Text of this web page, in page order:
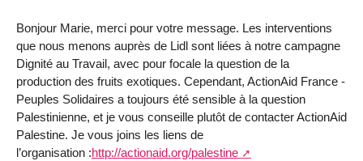
Bonjour Marie, merci pour votre message. Les interventions
que nous menons auprès de Lidl sont liées à notre campagne
Dignité au Travail, avec pour focale la question de la
production des fruits exotiques. Cependant, ActionAid France -
Peuples Solidaires a toujours été sensible à la question
Palestinienne, et je vous conseille plutôt de contacter ActionAid
Palestine. Je vous joins les liens de
l’organisation :http://actionaid.org/palestine